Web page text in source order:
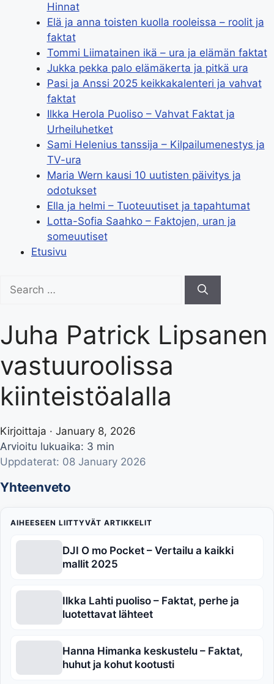
Hinnat
Elä ja anna toisten kuolla rooleissa – roolit ja
faktat
Tommi Liimatainen ikä – ura ja elämän faktat
Jukka pekka palo elämäkerta ja pitkä ura
Pasi ja Anssi 2025 keikkakalenteri ja vahvat
faktat
Ilkka Herola Puoliso – Vahvat Faktat ja
Urheiluhetket
Sami Helenius tanssija – Kilpailumenestys ja
TV-ura
Maria Wern kausi 10 uutisten päivitys ja
odotukset
Ella ja helmi – Tuoteuutiset ja tapahtumat
Lotta-Sofia Saahko – Faktojen, uran ja
someuutiset
Etusivu
for:
Juha Patrick Lipsanen
vastuuroolissa
kiinteistöalalla
Kirjoittaja · January 8, 2026
Arvioitu lukuaika: 3 min
Uppdaterat: 08 January 2026
Yhteenveto
AIHEESEEN LIITTYVÄT ARTIKKELIT
DJI O mo Pocket – Vertailu a kaikki
mallit 2025
Ilkka Lahti puoliso – Faktat, perhe ja
luotettavat lähteet
Hanna Himanka keskustelu – Faktat,
huhut ja kohut kootusti